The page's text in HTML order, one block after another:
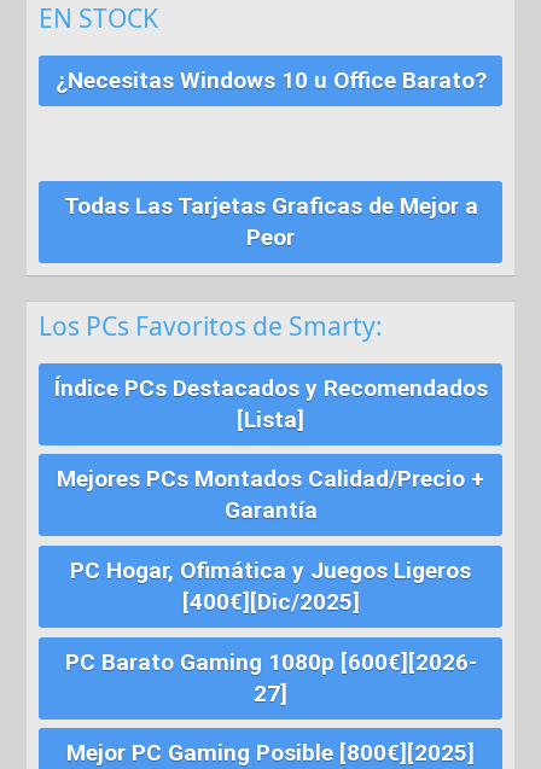
EN STOCK
¿Necesitas Windows 10 u Office Barato?
Todas Las Tarjetas Graficas de Mejor a
Peor
Los PCs Favoritos de Smarty:
Índice PCs Destacados y Recomendados
[Lista]
Mejores PCs Montados Calidad/Precio +
Garantía
PC Hogar, Ofimática y Juegos Ligeros
[400€][Dic/2025]
PC Barato Gaming 1080p [600€][2026-
27]
Mejor PC Gaming Posible [800€][2025]